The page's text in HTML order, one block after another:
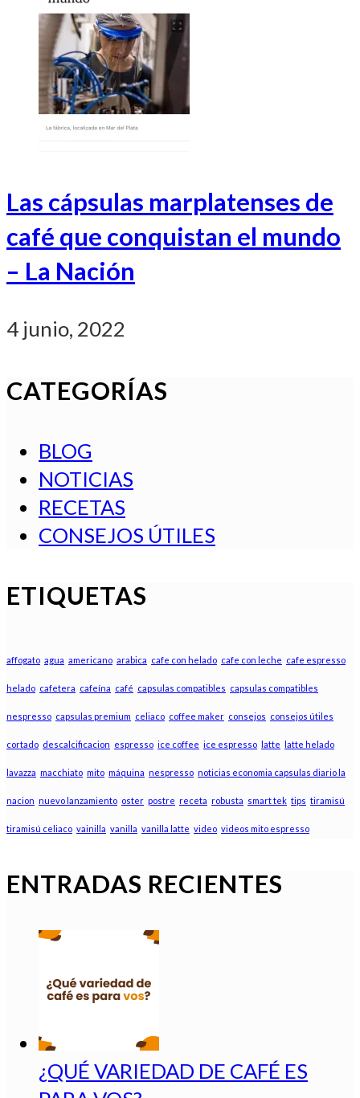
Las cápsulas marplatenses de
café que conquistan el mundo
– La Nación
4 junio, 2022
CATEGORÍAS
BLOG
NOTICIAS
RECETAS
CONSEJOS ÚTILES
ETIQUETAS
affogato agua americano arabica cafe con helado cafe con leche cafe espresso
helado cafetera cafeína café capsulas compatibles capsulas compatibles
nespresso capsulas premium celiaco coffee maker consejos consejos útiles
cortado descalcificacion espresso ice coffee ice espresso latte latte helado
lavazza macchiato mito máquina nespresso noticias economia capsulas diario la
nacion nuevo lanzamiento oster postre receta robusta smart tek tips tiramisú
tiramisú celiaco vainilla vanilla vanilla latte video videos mito espresso
ENTRADAS RECIENTES
¿QUÉ VARIEDAD DE CAFÉ ES